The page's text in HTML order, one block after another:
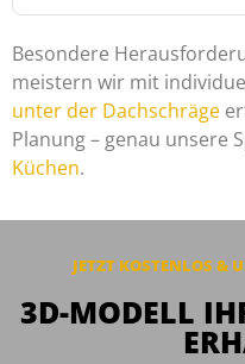
Besondere
meistern wir mit
unter der Dachschräge
Planung – genau unsere
Küchen.
JETZT KOSTENLOS &
3D-MODELL